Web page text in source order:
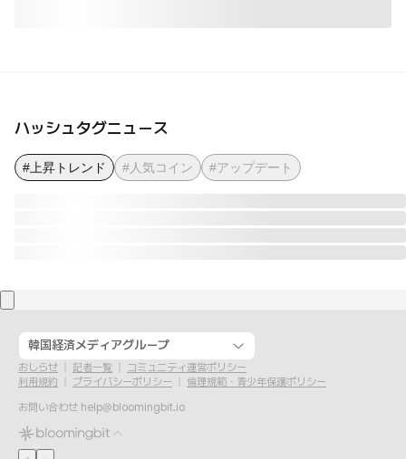
ハッシュタグニュース
#上昇トレンド #人気コイン #アップデート
韓国経済メディアグループ
おしらせ 記者一覧
コミュニティ運営ポリシー
利用規約
プライバシーポリシー
倫理規範・青少年保護ポリシー
お問い合わせ help@bloomingbit.io